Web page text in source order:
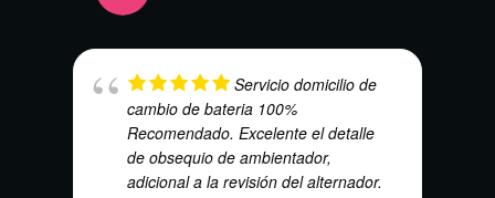
Servicio domicilio de
cambio de bateria 100%
Recomendado. Excelente el detalle
de obsequio de ambientador,
adicional a la revisión del alternador.